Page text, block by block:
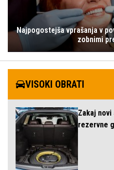
Najpogostejša vprašanja v
zobnimi
VISOKI OBRATI
Zakaj
rezervne